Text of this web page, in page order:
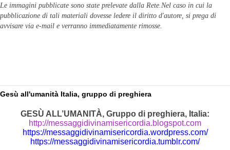
Le immagini pubblicate sono state prelevate dalla Rete.Nel caso in cui la
pubblicazione di tali materiali dovesse ledere il diritto d'autore, si prega di
avvisare via e-mail e verranno immediatamente rimosse.
Gesù all'umanità Italia, gruppo di preghiera
GESÙ ALL’UMANITÀ, Gruppo di preghiera, Italia:
http://messaggidivinamisericordia.blogspot.com
https://messaggidivinamisericordia.wordpress.com/
https://messaggidivinamisericordia.tumblr.com/